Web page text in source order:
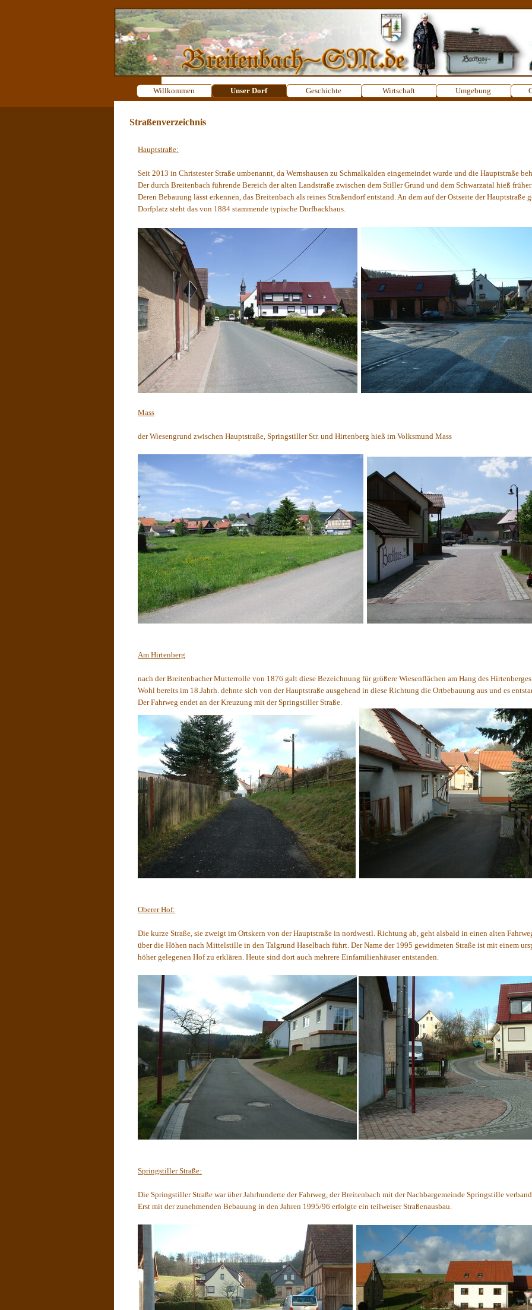
Menü überspringen
Willkommen Unser Dorf ▼
Geschichte ▼
Wirtschaft ▼
Umgebung
Straßenverzeichnis
Hauptstraße:
Seit 2013 in Christester Straße umbenannt, da Wernshausen zu Schmalkalden eingemeindet wurde und die Hauptstraße
Der durch Breitenbach führende Bereich der alten Landstraße zwischen dem Stiller Grund und dem Schwarzatal hieß
Deren Bebauung lässt erkennen, das Breitenbach als reines Straßendorf entstand. An dem auf der Ostseite der Hauptstraße
Dorfplatz stehtdas von 1884 stammende typische Dorfbackhaus.
Mass
der Wiesengrund zwischen Hauptstraße, Springstiller Str. und Hirtenberg hieß im Volksmund Mass
Am Hirtenberg
nach der Breitenbacher Mutterrolle von 1876 galt diese Bezeichnung für größere Wiesenflächen am Hang des
Wohl bereits im 18.Jahrh.dehnte sich von der Hauptstraße ausgehend in diese Richtung die Ortbebauung aus und es
Der Fahrweg endet an der Kreuzung mit der Springstiller Straße.
Oberer Hof:
Die kurze Straße, sie zweigt im Ortskern von der Hauptstraße in nordwestl. Richtung ab, geht alsbald in einen alten
über die Höhen nach Mittelstille in den Talgrund Haselbach führt. Der Name der 1995 gewidmeten Straße ist mit einem
höher gelegenen Hof zu erklären. Heute sind dort auch mehrere Einfamilienhäuser entstanden.
Springstiller Straße:
Die Springstiller Straße war über Jahrhunderte der Fahrweg, der Breitenbach mit der Nachbargemeinde Springstille
Erst mit der zunehmenden Bebauung in den Jahren 1995/96 erfolgte ein teilweiser Straßenausbau.